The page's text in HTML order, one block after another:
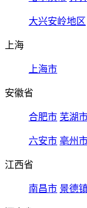
大兴安岭地区
上海
上海市
安徽省
合肥市 芜湖
六安市 亳州
江西省
南昌市 景德